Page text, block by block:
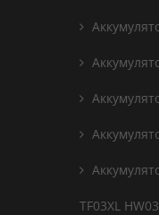
TF03XL